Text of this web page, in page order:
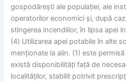
gospodărești ale populației, ale
operatorilor economici și, după
stingerea incendiilor, în lipsa apei
(4) Utilizarea apei potabile în alte
menționate la alin. (1) este
există disponibilități față de
localităților, stabilit potrivit